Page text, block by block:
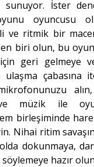
sunuyor. İster
oyuncusu
ve ritmik bir
biri olun, bu
geri gelmeye
ulaşma çabasına
ve müzik ile
birleşiminde
Nihai ritim
dokunmaya,
söylemeye hazır